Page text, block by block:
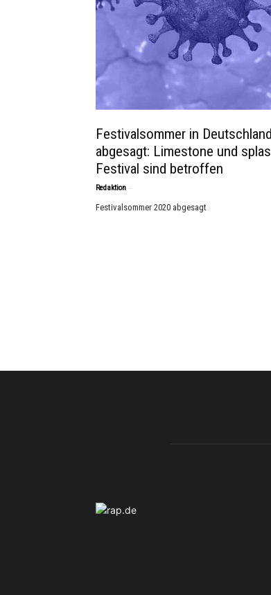
Festivalsommer in Deutschland
abgesagt: Limestone und
Festival sind betroffen
Redaktion -
Festivalsommer 2020 abgesagt